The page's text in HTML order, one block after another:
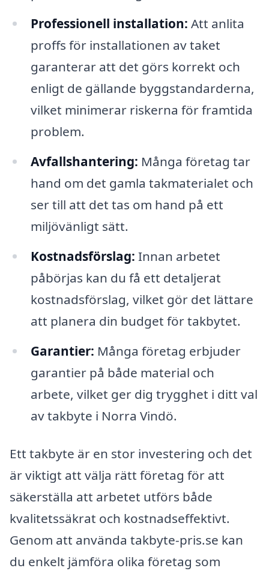
Professionell installation: Att anlita
proffs för installationen av taket
garanterar att det görs korrekt och
enligt de gällande byggstandarderna,
vilket minimerar riskerna för framtida
problem.
Avfallshantering: Många företag tar
hand om det gamla takmaterialet och
ser till att det tas om hand på ett
miljövänligt sätt.
Kostnadsförslag: Innan arbetet
påbörjas kan du få ett detaljerat
kostnadsförslag, vilket gör det lättare
att planera din budget för takbytet.
Garantier: Många företag erbjuder
garantier på både material och
arbete, vilket ger dig trygghet i ditt val
av takbyte i Norra Vindö.
Ett takbyte är en stor investering och det
är viktigt att välja rätt företag för att
säkerställa att arbetet utförs både
kvalitetssäkrat och kostnadseffektivt.
Genom att använda takbyte-pris.se kan
du enkelt jämföra olika företag som